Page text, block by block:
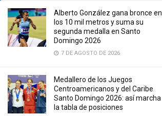
Alberto González gana bronce en
los 10 mil metros y suma su
segunda medalla en Santo
Domingo 2026
7 DE AGOSTO DE 2026
Medallero de los Juegos
Centroamericanos y del Caribe
Santo Domingo 2026: así marcha
la tabla de posiciones